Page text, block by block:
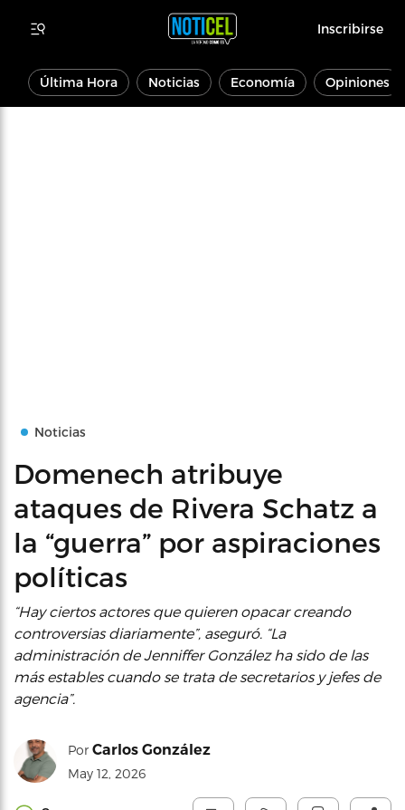
Inscribirse
Última Hora Noticias Economía Opiniones
Noticias
Domenech atribuye
ataques de Rivera Schatz a
la “guerra” por aspiraciones
políticas
“Hay ciertos actores que quieren opacar creando
controversias diariamente”, aseguró. “La
administración de Jenniffer González ha sido de las
más estables cuando se trata de secretarios y jefes de
agencia”.
Por Carlos González
May 12, 2026